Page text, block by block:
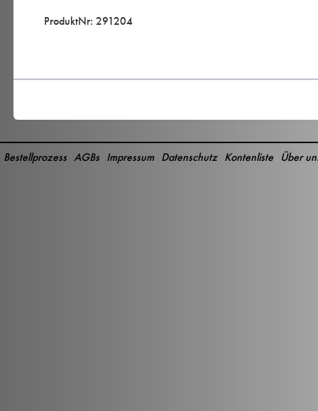
ProduktNr: 291204
Über
Kontenliste
Datenschutz
Impressum
AGBs
Bestellprozess